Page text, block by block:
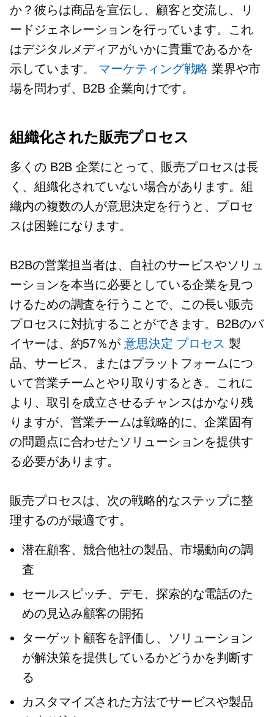
か？彼らは商品を宣伝し、顧客と交流し、リ
ードジェネレーションを行っています。これ
はデジタルメディアがいかに貴重であるかを
示しています。 マーケティング戦略 業界や市
場を問わず、B2B 企業向けです。
組織化された販売プロセス
多くの B2B 企業にとって、販売プロセスは長
く、組織化されていない場合があります。組
織内の複数の人が意思決定を行うと、プロセ
スは困難になります。
B2Bの営業担当者は、自社のサービスやソリュ
ーションを本当に必要としている企業を見つ
けるための調査を行うことで、この長い販売
プロセスに対抗することができます。B2Bのバ
イヤーは、約57％が 意思決定 プロセス 製
品、サービス、またはプラットフォームにつ
いて営業チームとやり取りするとき。これに
より、取引を成立させるチャンスはかなり残
りますが、営業チームは戦略的に、企業固有
の問題点に合わせたソリューションを提供す
る必要があります。
販売プロセスは、次の戦略的なステップに整
理するのが最適です。
潜在顧客、競合他社の製品、市場動向の調
査
セールスピッチ、デモ、探索的な電話のた
めの見込み顧客の開拓
ターゲット顧客を評価し、ソリューション
が解決策を提供しているかどうかを判断す
る
カスタマイズされた方法でサービスや製品